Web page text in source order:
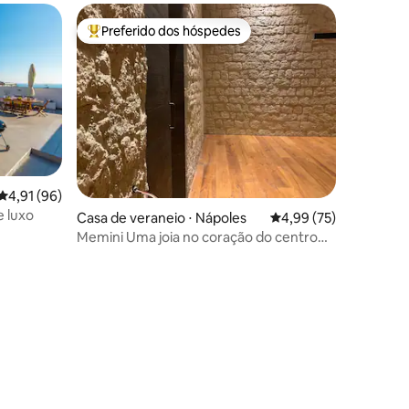
de uma avaliação média de 5, 96 avaliações
4,91 (96)
de luxo
Entre os melhores preferidos dos hóspedes
Preferido dos hóspedes
Casa de veraneio ⋅ Nápoles 4,99 de uma
4,99 (75)
Memini Uma joia no coração do centro